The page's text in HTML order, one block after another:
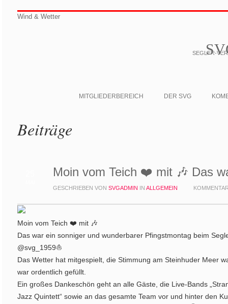
Wind & Wetter
SEGLER-
MITGLIEDERBEREICH DER SVG
Beiträge
Moin vom Teich ❤️ mit 🎶 Das
GESCHRIEBEN VON SVGADMIN IN ALLGEMEIN
Moin vom Teich ❤️ mit 🎶
Das war ein sonniger und wunderbarer Pfingstmontag beim
@svg_1959⛵️
Das Wetter hat mitgespielt, die Stimmung am Steinhuder Meer
war ordentlich gefüllt.
Ein großes Dankeschön geht an alle Gäste, die Live-Bands
Jazz Quintett“ sowie an das gesamte Team vor und hinter den